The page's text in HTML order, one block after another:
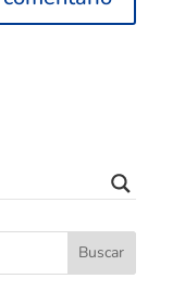
Buscar